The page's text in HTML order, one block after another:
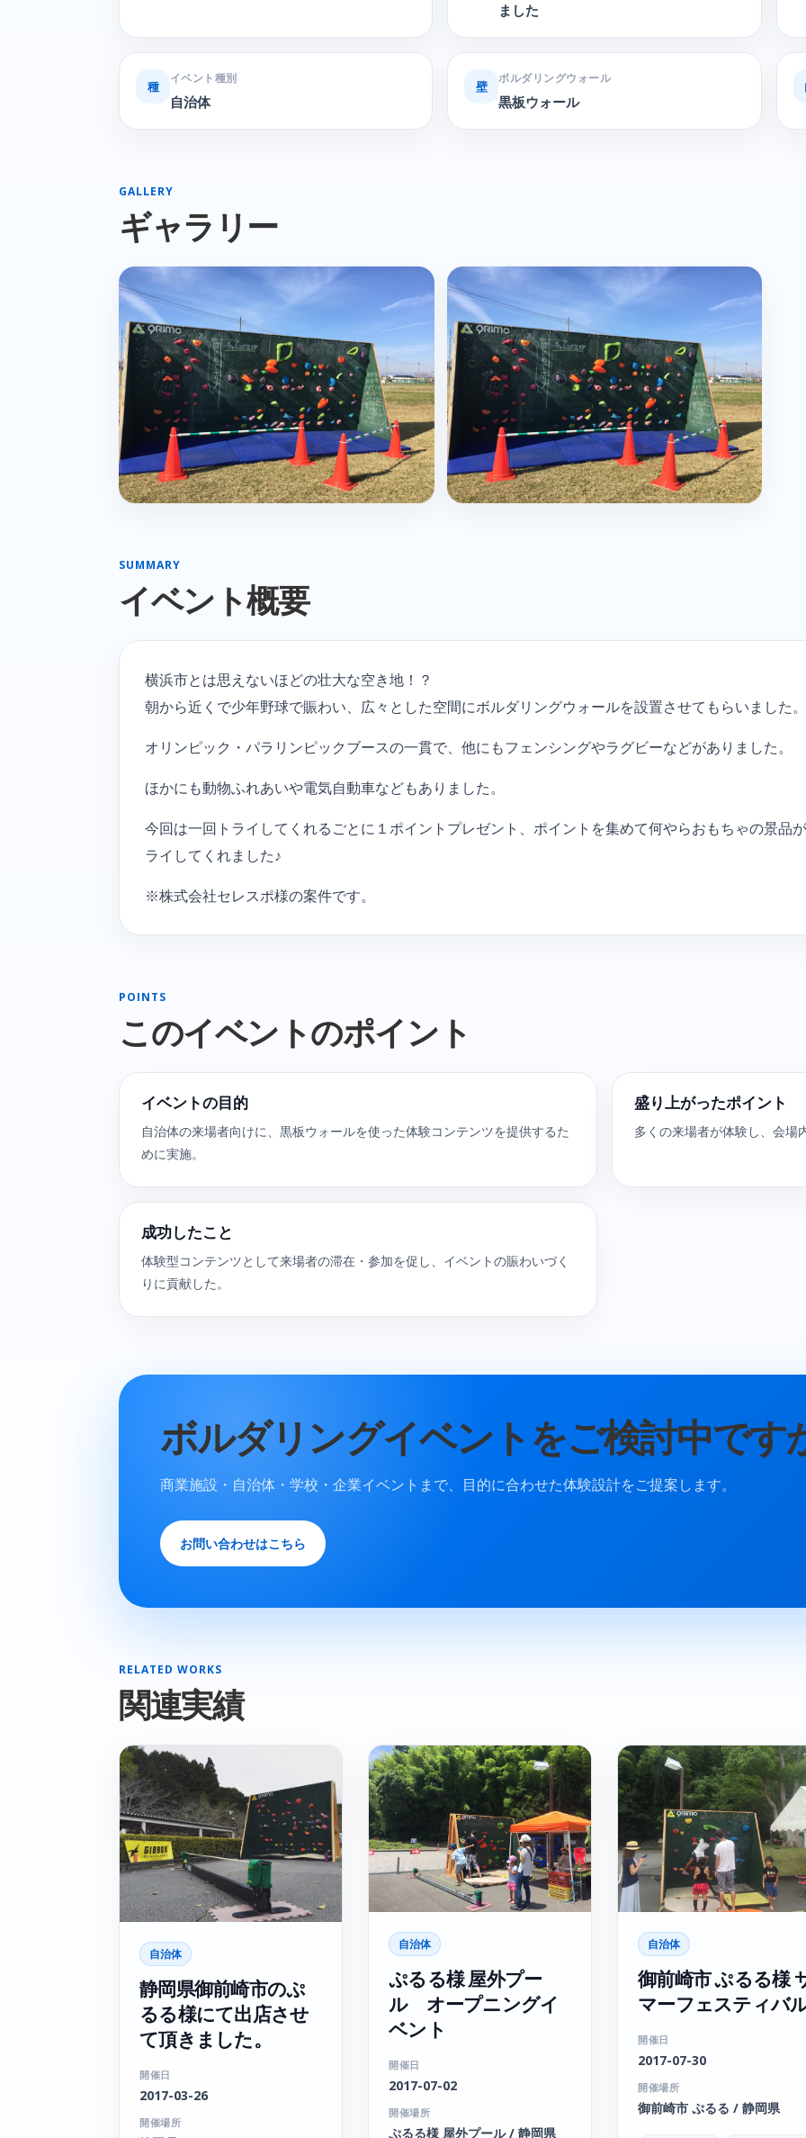
ました
種
イベント種別
自治体
壁
ボルダリングウォール
黒板ウォール
GALLERY
ギャラリー
SUMMARY
イベント概要
横浜市とは思えないほどの壮大な空き地！？
朝から近くで少年野球で賑わい、広々とした空間にボルダリングウォールを設置させてもらいました。
オリンピック・パラリンピックブースの一貫で、他にもフェンシングやラグビーなどがありました。
ほかにも動物ふれあいや電気自動車などもありました。
今回は一回トライしてくれるごとに１ポイントプレゼント、ポイントを集めて何やらおもちゃの景品
ライしてくれました♪
※株式会社セレスポ様の案件です。
POINTS
このイベントのポイント
イベントの目的
自治体の来場者向けに、黒板ウォールを使った体験コンテンツを提供するた
めに実施。
盛り上がったポイント
多くの来場者が体験し、会場
成功したこと
体験型コンテンツとして来場者の滞在・参加を促し、イベントの賑わいづく
りに貢献した。
ボルダリングイベントをご検討中です
商業施設・自治体・学校・企業イベントまで、目的に合わせた体験設計をご提案します。
お問い合わせはこちら
RELATED WORKS
関連実績
自治体
静岡県御前崎市のぷ
るる様にて出店させ
て頂きました。
開催日
2017-03-26
開催場所
自治体
ぷるる様 屋外プー
ル オープニングイ
ベント
開催日
2017-07-02
開催場所
ぷるる様 屋外プール / 静岡県
自治体
御前崎市 ぷるる様
マーフェスティバ
開催日
2017-07-30
開催場所
御前崎市 ぷるる / 静岡県